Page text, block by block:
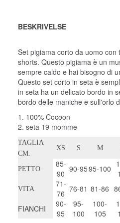
BESKRIVELSE
Set pigiama corto da uomo con
shorts. Questo pigiama è un
sempre caldo e hai bisogno di
Questo set corto in seta è
in seta ha un delicato bordo in
bordo delle maniche e sull'orlo
1. 100% Cocoon
2. seta 19 momme
TAGLIA
CM.
XS S M
PETTO
85-
90 90-9595-100
VITA
71-
76 76-81 81-86
FIANCHI
90-
95
95-
100
100-
105